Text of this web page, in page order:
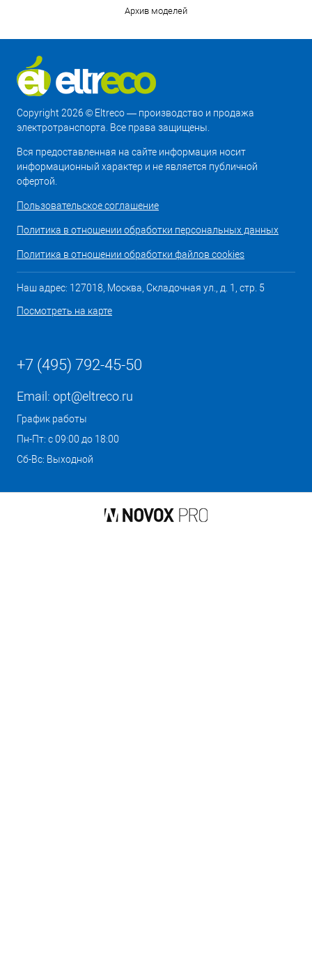
Архив моделей
Copyright 2026 © Eltreco — производство и продажа
электротранспорта. Все права защищены.
Вся предоставленная на сайте информация носит
информационный характер и не является публичной
офертой.
Пользовательское соглашение
Политика в отношении обработки персональных данных
Политика в отношении обработки файлов cookies
Наш адрес: 127018, Москва, Складочная ул., д. 1, стр. 5
Посмотреть на карте
+7 (495) 792-45-50
Email: opt@eltreco.ru
График работы
Пн-Пт: с 09:00 до 18:00
Сб-Вс: Выходной